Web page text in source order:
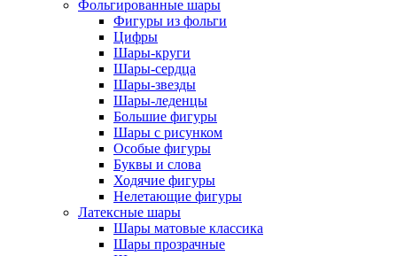
Фольгированные шары
Фигуры из фольги
Цифры
Шары-круги
Шары-сердца
Шары-звезды
Шары-леденцы
Большие фигуры
Шары с рисунком
Особые фигуры
Буквы и слова
Ходячие фигуры
Нелетающие фигуры
Латексные шары
Шары матовые классика
Шары прозрачные